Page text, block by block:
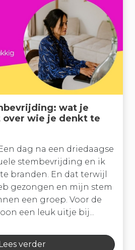
wat je
wie je denkt te
dag na een driedaagse
stembevrijding en ik
branden. En dat terwijl
gezongen en mijn stem
een groep. Voor de
een leuk uitje bij...
verder